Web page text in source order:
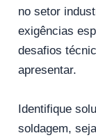
no setor
exigências
desafios
apresentar.
Identifique
soldagem,